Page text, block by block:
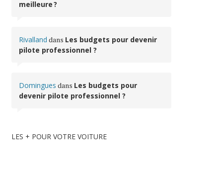
meilleure ?
Rivalland dans Les budgets pour devenir
pilote professionnel ?
Domingues dans Les budgets pour
devenir pilote professionnel ?
LES + POUR VOTRE VOITURE